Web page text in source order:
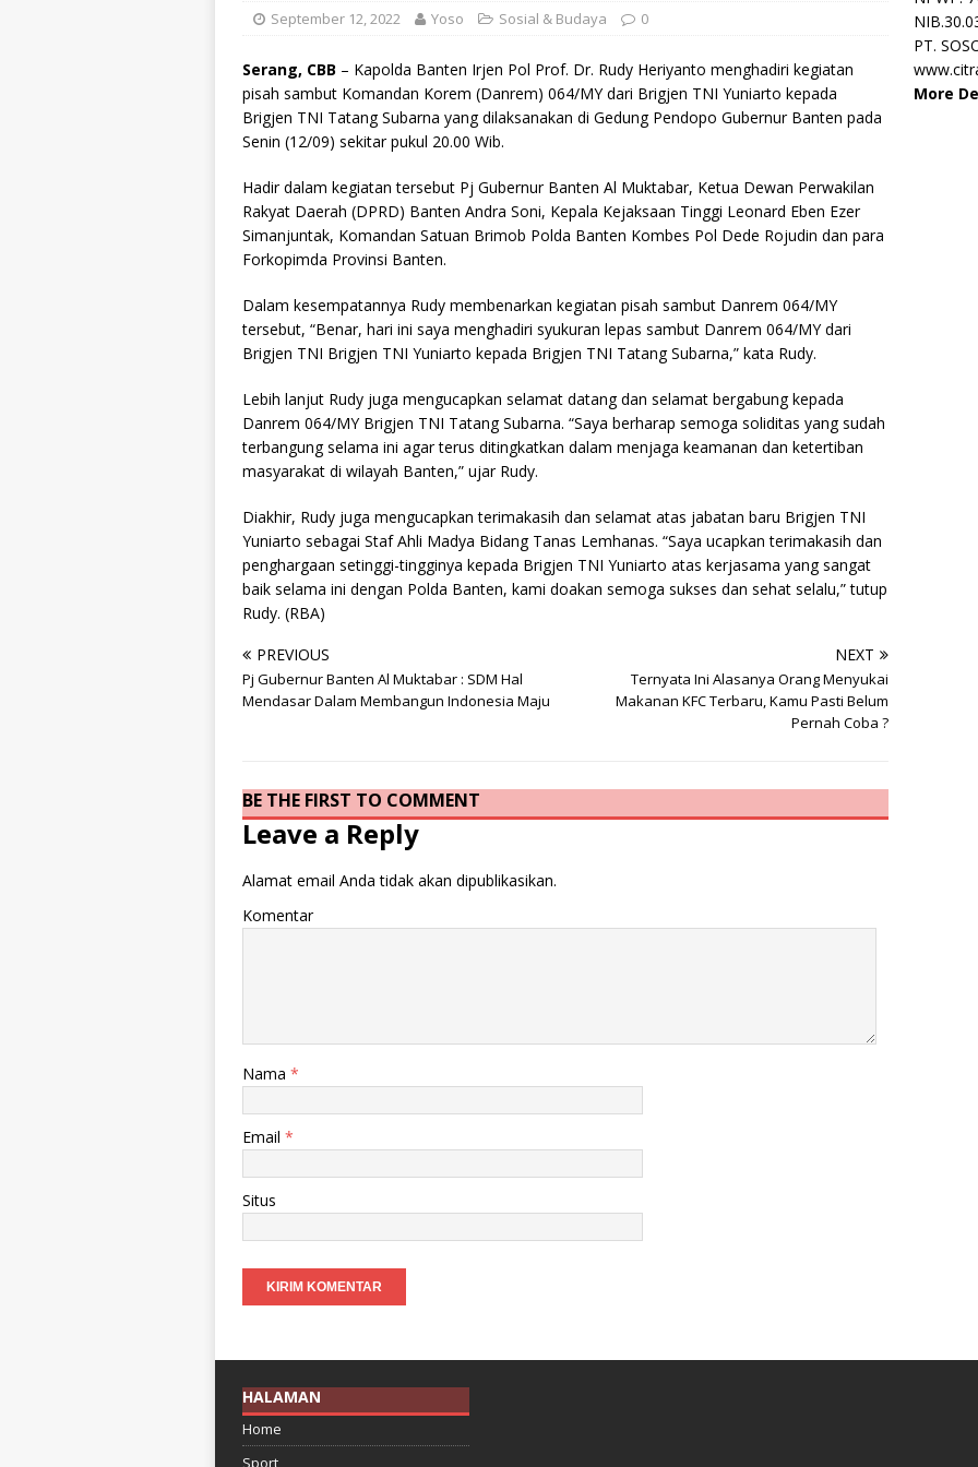
September 12, 2022 Yoso Sosial & Budaya 0
Serang, CBB – Kapolda Banten Irjen Pol Prof. Dr. Rudy Heriyanto menghadiri kegiatan
pisah sambut Komandan Korem (Danrem) 064/MY dari Brigjen TNI Yuniarto kepada
Brigjen TNI Tatang Subarna yang dilaksanakan di Gedung Pendopo Gubernur Banten pada
Senin (12/09) sekitar pukul 20.00 Wib.
Hadir dalam kegiatan tersebut Pj Gubernur Banten Al Muktabar, Ketua Dewan Perwakilan
Rakyat Daerah (DPRD) Banten Andra Soni, Kepala Kejaksaan Tinggi Leonard Eben Ezer
Simanjuntak, Komandan Satuan Brimob Polda Banten Kombes Pol Dede Rojudin dan para
Forkopimda Provinsi Banten.
Dalam kesempatannya Rudy membenarkan kegiatan pisah sambut Danrem 064/MY
tersebut, “Benar, hari ini saya menghadiri syukuran lepas sambut Danrem 064/MY dari
Brigjen TNI Brigjen TNI Yuniarto kepada Brigjen TNI Tatang Subarna,” kata Rudy.
Lebih lanjut Rudy juga mengucapkan selamat datang dan selamat bergabung kepada
Danrem 064/MY Brigjen TNI Tatang Subarna. “Saya berharap semoga soliditas yang sudah
terbangung selama ini agar terus ditingkatkan dalam menjaga keamanan dan ketertiban
masyarakat di wilayah Banten,” ujar Rudy.
Diakhir, Rudy juga mengucapkan terimakasih dan selamat atas jabatan baru Brigjen TNI
Yuniarto sebagai Staf Ahli Madya Bidang Tanas Lemhanas. “Saya ucapkan terimakasih dan
penghargaan setinggi-tingginya kepada Brigjen TNI Yuniarto atas kerjasama yang sangat
baik selama ini dengan Polda Banten, kami doakan semoga sukses dan sehat selalu,” tutup
Rudy. (RBA)
PREVIOUS
Pj Gubernur Banten Al Muktabar : SDM Hal
Mendasar Dalam Membangun Indonesia Maju
NEXT
Ternyata Ini Alasanya Orang Menyukai
Makanan KFC Terbaru, Kamu Pasti Belum
Pernah Coba ?
BE THE FIRST TO COMMENT
Leave a Reply
Alamat email Anda tidak akan dipublikasikan.
Komentar
Nama *
Email *
Situs
PT.
More
HALAMAN
Home
Sport